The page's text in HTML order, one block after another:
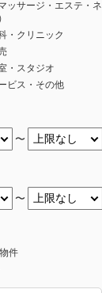
ッサージ・エステ・ネ
・クリニック
・スタジオ
ビス・その他
〜
〜
件